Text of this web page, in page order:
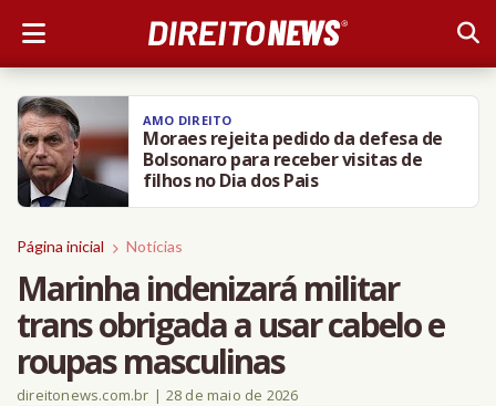
AMO DIREITO
Moraes rejeita pedido da defesa de
Bolsonaro para receber visitas de
filhos no Dia dos Pais
Página inicial Notícias
Marinha indenizará militar
trans obrigada a usar cabelo e
roupas masculinas
direitonews.com.br | 28 de maio de 2026